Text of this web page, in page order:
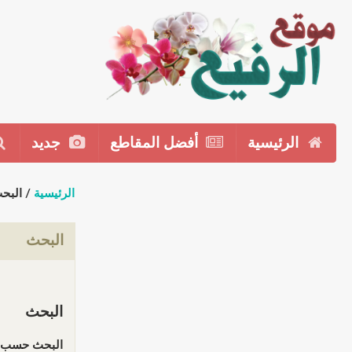
الرئيسية أفضل المقاطع جديد
الرئيسية /
البحث
البحث
البحث حسب